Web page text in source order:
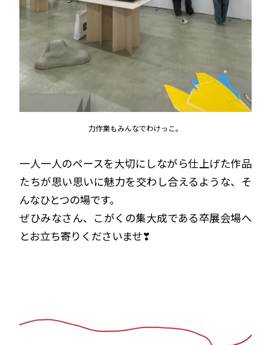
力作業もみんなでわけっこ。
一人一人のペースを大切にしながら仕上げた作品
たちが思い思いに魅力を交わし合えるような、そ
んなひとつの場です。
ぜひみなさん、こがくの集大成である卒展会場へ
とお立ち寄りくださいませ❣